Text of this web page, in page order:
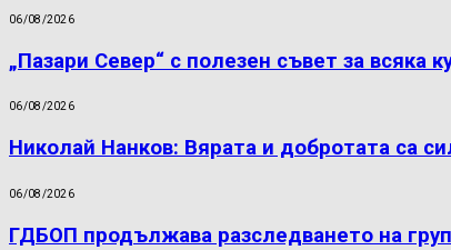
06/08/2026
„Пазари Север“ с полезен съвет за всяка
06/08/2026
Николай Нанков: Вярата и добротата са
06/08/2026
ГДБОП продължава разследването на